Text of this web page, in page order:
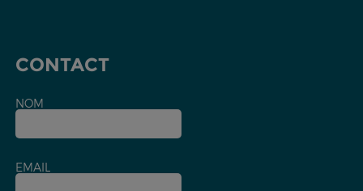
CONTACT
NOM
EMAIL